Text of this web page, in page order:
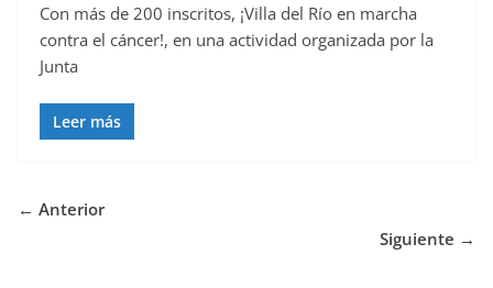
Con más de 200 inscritos, ¡Villa del Río en marcha
contra el cáncer!, en una actividad organizada por la
Junta
Leer más
← Anterior
Siguiente →